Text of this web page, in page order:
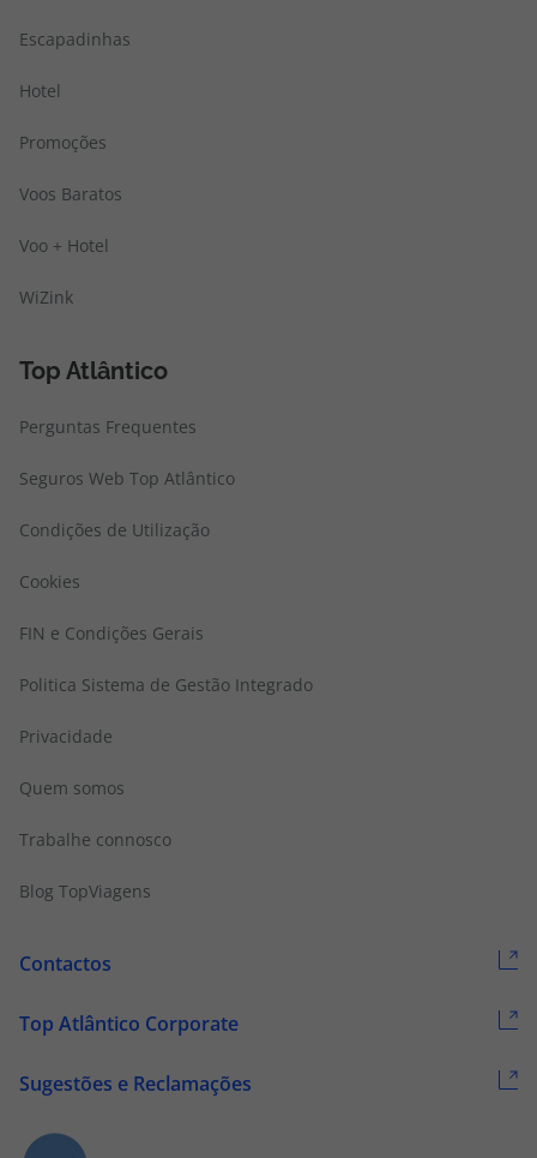
Escapadinhas
Hotel
Promoções
Voos Baratos
Voo + Hotel
WiZink
Top Atlântico
Perguntas Frequentes
Seguros Web Top Atlântico
Condições de Utilização
Cookies
FIN e Condições Gerais
Politica Sistema de Gestão Integrado
Privacidade
Quem somos
Trabalhe connosco
Blog TopViagens
Contactos
Top Atlântico Corporate
Sugestões e Reclamações